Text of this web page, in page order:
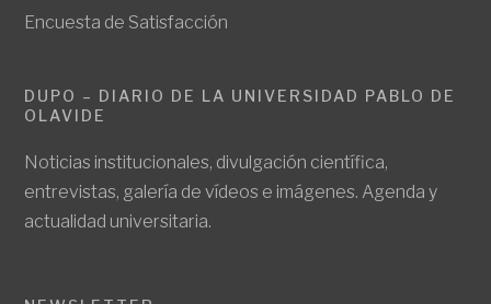
Encuesta de Satisfacción
DUPO – DIARIO DE LA UNIVERSIDAD PABLO DE
OLAVIDE
Noticias institucionales, divulgación científica,
entrevistas, galería de vídeos e imágenes. Agenda y
actualidad universitaria.